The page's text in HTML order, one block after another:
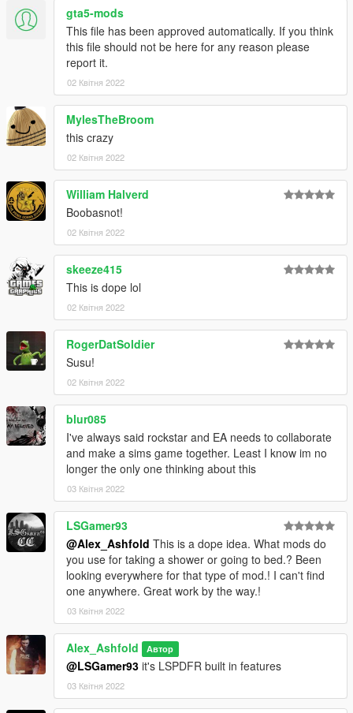
gta5-mods
This file has been approved automatically. If you think
this file should not be here for any reason please
report it.
02 Квітня 2022
MylesTheBroom
this crazy
02 Квітня 2022
William Halverd
Boobasnot!
02 Квітня 2022
skeeze415
This is dope lol
02 Квітня 2022
RogerDatSoldier
Susu!
02 Квітня 2022
blur085
I've always said rockstar and EA needs to collaborate
and make a sims game together. Least I know im no
longer the only one thinking about this
03 Квітня 2022
LSGamer93
@Alex_Ashfold This is a dope idea. What mods do
you use for taking a shower or going to bed.? Been
looking everywhere for that type of mod.! I can't find
one anywhere. Great work by the way.!
03 Квітня 2022
Alex_Ashfold Автор
@LSGamer93 it's LSPDFR built in features
03 Квітня 2022